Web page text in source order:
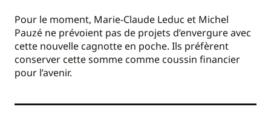
Pour le moment, Marie-Claude Leduc et Michel
Pauzé ne prévoient pas de projets d’envergure avec
cette nouvelle cagnotte en poche. Ils préfèrent
conserver cette somme comme coussin financier
pour l’avenir.